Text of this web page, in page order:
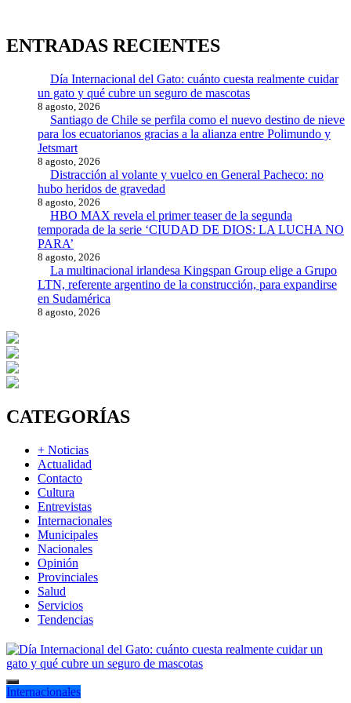
ENTRADAS RECIENTES
Día Internacional del Gato: cuánto cuesta realmente cuidar
un gato y qué cubre un seguro de mascotas
8 agosto, 2026
Santiago de Chile se perfila como el nuevo destino de nieve
para los ecuatorianos gracias a la alianza entre Polimundo y
Jetsmart
8 agosto, 2026
Distracción al volante y vuelco en General Pacheco: no
hubo heridos de gravedad
8 agosto, 2026
HBO MAX revela el primer teaser de la segunda
temporada de la serie ‘CIUDAD DE DIOS: LA LUCHA NO
PARA’
8 agosto, 2026
La multinacional irlandesa Kingspan Group elige a Grupo
LTN, referente argentino de la construcción, para expandirse
en Sudamérica
8 agosto, 2026
CATEGORÍAS
+ Noticias
Actualidad
Contacto
Cultura
Entrevistas
Internacionales
Municipales
Nacionales
Opinión
Provinciales
Salud
Servicios
Tendencias
Internacionales